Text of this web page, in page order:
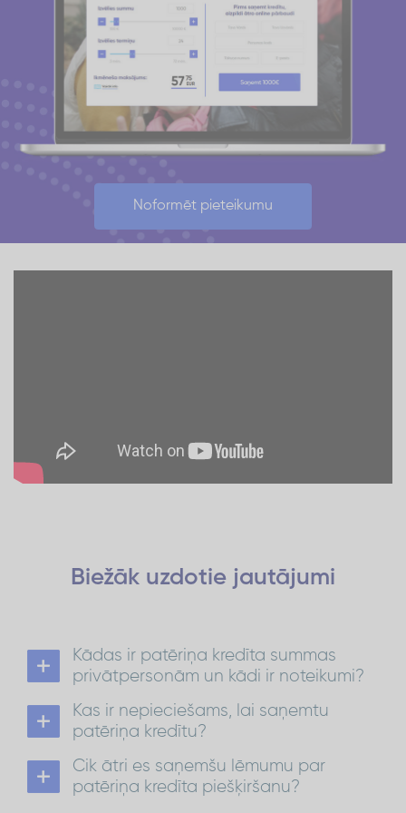
Noformēt pieteikumu
Biežāk uzdotie jautājumi
Kādas ir patēriņa kredīta summas
privātpersonām un kādi ir noteikumi?
līdz 1500 EUR ar atmaksas termiņu līdz 72
mēnešiem.
No 1 501 EUR līdz 15 000 EUR atmaksas termiņš ir
Vairāk par kredītu:Patēriņa kredīts
Kas ir nepieciešams, lai saņemtu
patēriņa kredītu?
ir jābūt Latvijas pastāvīgajam iedzīvotājam
vecumā no 21 līdz 70 gadiem*;
nepieciešams konts kādā no Latvijas
Cik ātri es saņemšu lēmumu par
patēriņa kredīta piešķiršanu?